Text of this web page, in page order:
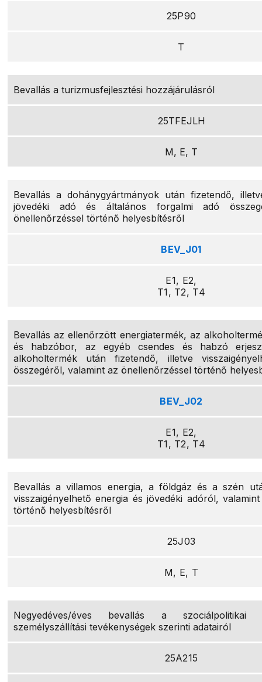
25P90
T
Bevallás a turizmusfejlesztési hozzájárulásról
25TFEJLH
M, E, T
Bevallás a dohánygyártmányok után fizetendő,
jövedéki adó és általános forgalmi adó
önellenőrzéssel történő helyesbítésről
BEV_J01
E1, E2,
T1, T2, T4
Bevallás az ellenőrzött energiatermék, az
és habzóbor, az egyéb csendes és habzó
alkoholtermék után fizetendő, illetve
összegéről, valamint az önellenőrzéssel történő
BEV_J02
E1, E2,
T1, T2, T4
Bevallás a villamos energia, a földgáz és a szén
visszaigényelhető energia és jövedéki adóról,
történő helyesbítésről
25J03
M, E, T
Negyedéves/éves bevallás a szociálpolitikai
személyszállítási tevékenységek szerinti adatairól
25A215